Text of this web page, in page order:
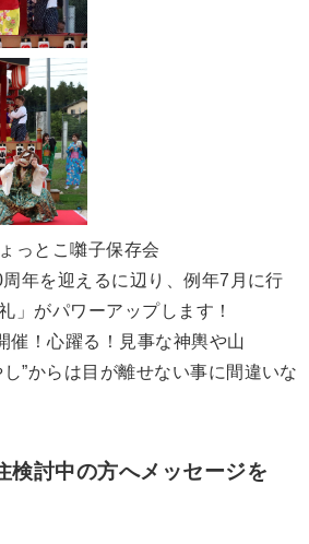
っとこ囃子保存会
年を迎えるに辺り、例年7月に行
」がパワーアップします！
催！心躍る！見事な神輿や山
”からは目が離せない事に間違いな
検討中の方へメッセージを